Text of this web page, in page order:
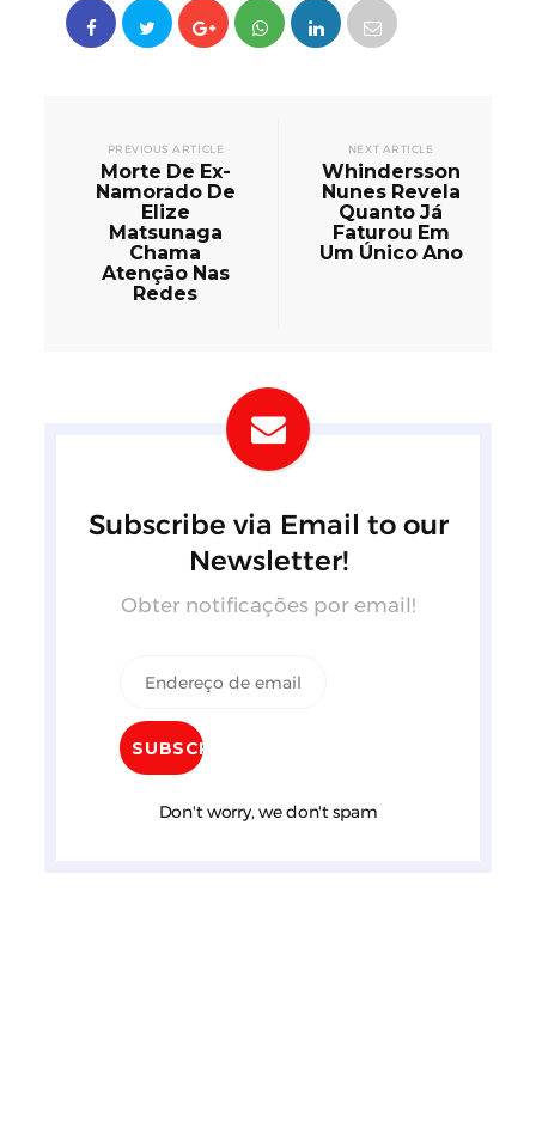
PREVIOUS ARTICLE
Morte De Ex-
Namorado De
Elize
Matsunaga
Chama
Atenção Nas
Redes
NEXT ARTICLE
Whindersson
Nunes Revela
Quanto Já
Faturou Em
Um Único Ano
Subscribe via Email to our
Newsletter!
Obter notificações por email!
Don't worry, we don't spam